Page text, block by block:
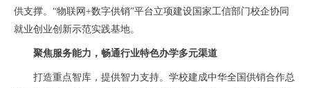
供支撑。“物联网+数字供销”平台立项建设国家工信部门校企协同
就业创业创新示范实践基地。
聚焦服务能力，畅通行业特色办学多元渠道
打造重点智库，提供智力支持。学校建成中华全国供销合作总